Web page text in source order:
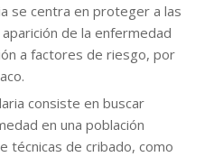
se centra en proteger a las
de la enfermedad
a factores de riesgo, por
consiste en buscar
en una población
técnicas de cribado, como